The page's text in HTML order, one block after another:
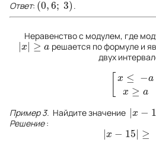
Ответ: (0,6; 3)
(0,6;3 ) .
Неравенство с модулем, где
|x| ≥ a
x| a
решается по формуле и
двух
x ≤ −a
x ≥ a
x≤ −a a
Пример 3. Найдите значение x −
x− 15 ≥
Решение:
x − 15 ≥
x− 15 ≥3